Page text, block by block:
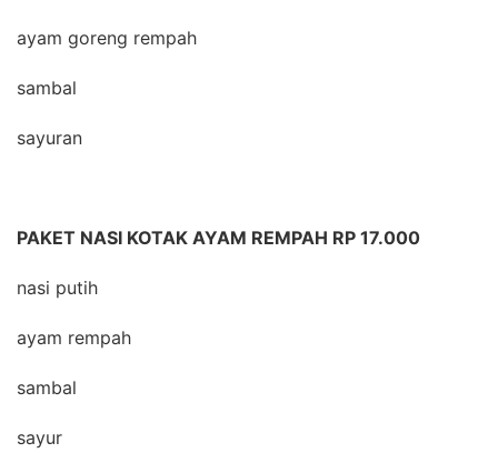
ayam goreng rempah
sambal
sayuran
PAKET NASI KOTAK AYAM REMPAH RP 17.000
nasi putih
ayam rempah
sambal
sayur